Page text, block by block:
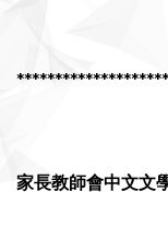
家長教師會中文文